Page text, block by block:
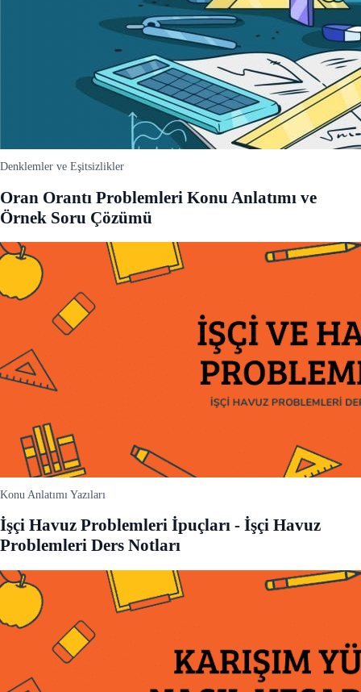
Denklemler ve Eşitsizlikler
Oran Orantı Problemleri Konu Anlatımı ve
Örnek Soru Çözümü
Konu Anlatımı Yazıları
İşçi Havuz Problemleri İpuçları - İşçi Havuz
Problemleri Ders Notları